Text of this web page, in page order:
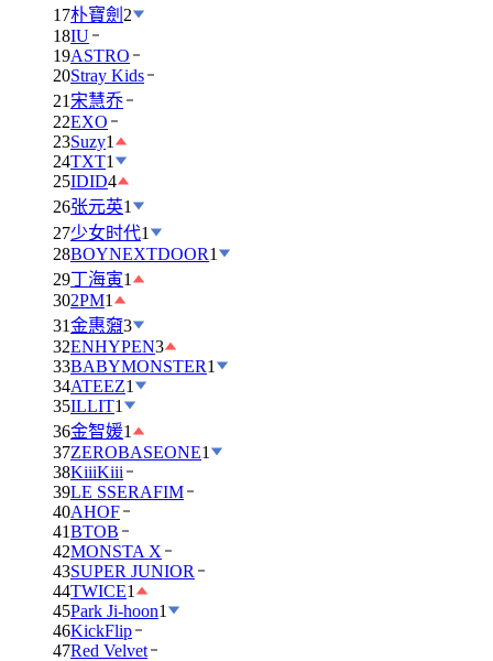
17朴寶劍 2
18IU
19ASTRO
20Stray Kids
21 宋慧乔
22EXO
23Suzy1
24TXT1
25IDID4
26张元英1
27少女时代1
28BOYNEXTDOOR1
29丁海寅1
302PM1
31金惠奫3
32ENHYPEN3
33BABYMONSTER1
34ATEEZ1
35ILLIT1
36金智媛1
37ZEROBASEONE1
38KiiiKiii
39LE SSERAFIM
40AHOF
41BTOB
42MONSTA X
43SUPER JUNIOR
44TWICE1
45Park Ji-hoon1
46KickFlip
47Red Velvet